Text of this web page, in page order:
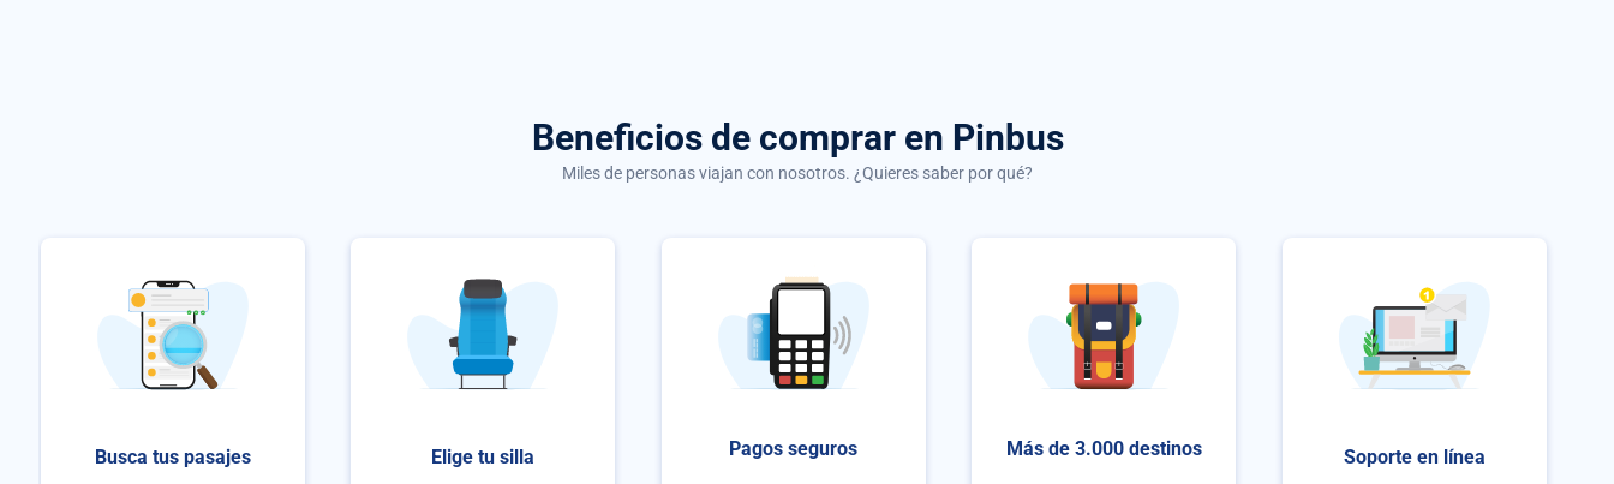
Beneficios de comprar en Pinbus
Miles de personas viajan con nosotros. ¿Quieres saber por qué?
Busca tus pasajes Elige tu silla Pagos seguros Más de 3.000 destinos Soporte en línea